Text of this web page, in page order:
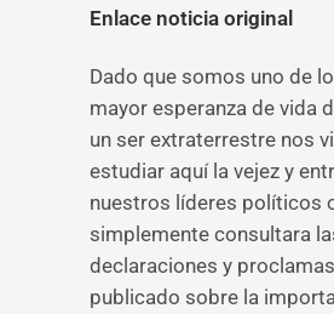
Enlace noticia original
Dado que somos uno de
mayor esperanza de vida
un ser extraterrestre nos
estudiar aquí la vejez y
nuestros líderes políticos
simplemente consultara
declaraciones y
publicado sobre la